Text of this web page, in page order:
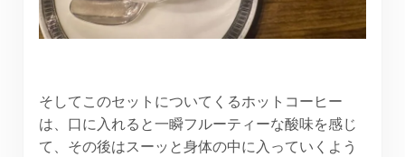
そしてこのセットについてくるホットコーヒー
は、口に入れると一瞬フルーティーな酸味を感じ
て、その後はスーッと身体の中に入っていくよう